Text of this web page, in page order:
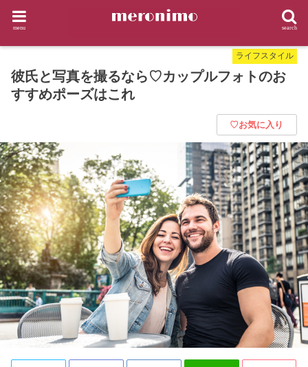
search
menu
HOME
彼氏と写真を撮るなら♡カップルフォトのおすすめポーズはこれ
ライフスタイル
彼氏と写真を撮るなら♡カップルフォトのお
すすめポーズはこれ
♡お気に入り